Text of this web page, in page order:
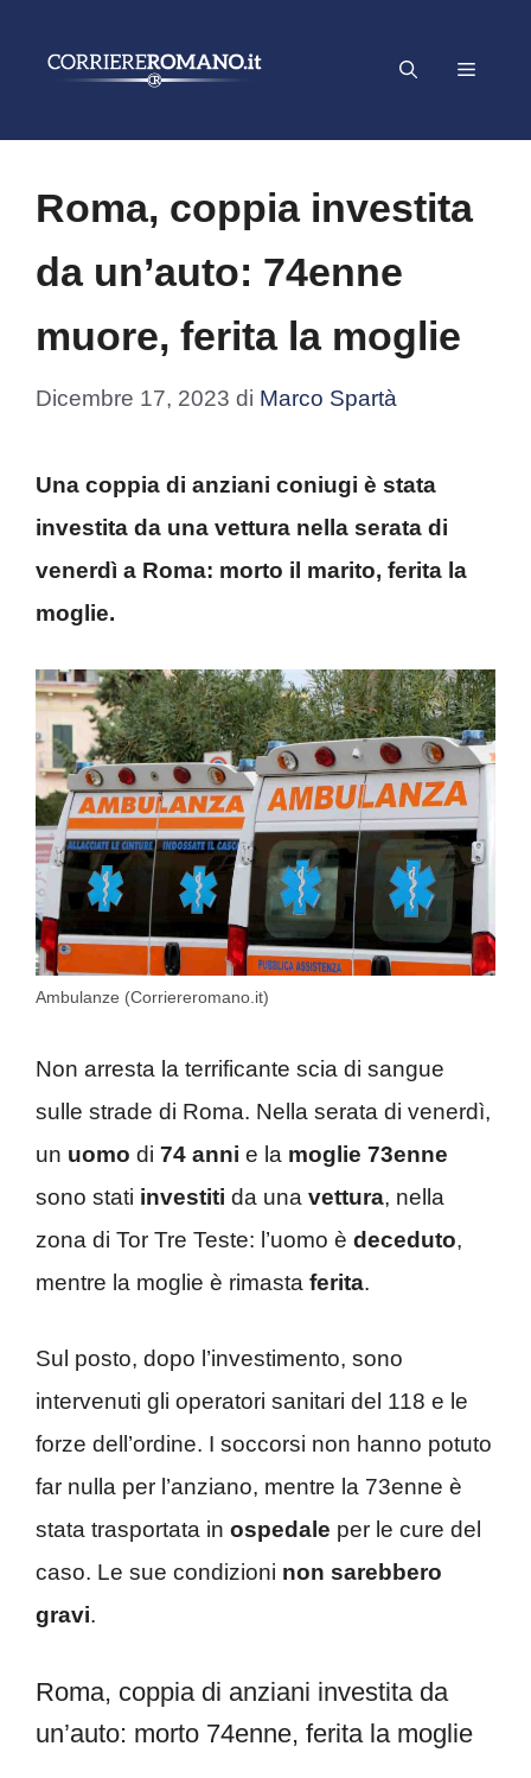
Menu
Roma, coppia investita
da un’auto: 74enne
muore, ferita la moglie
Dicembre 17, 2023 di Marco Spartà
Una coppia di anziani coniugi è stata
investita da una vettura nella serata di
venerdì a Roma: morto il marito, ferita la
moglie.
Ambulanze (Corriereromano.it)
Non arresta la terrificante scia di sangue
sulle strade di Roma. Nella serata di venerdì,
un uomo di 74 anni e la moglie 73enne
sono stati investiti da una vettura, nella
zona di Tor Tre Teste: l’uomo è deceduto,
mentre la moglie è rimasta ferita.
Sul posto, dopo l’investimento, sono
intervenuti gli operatori sanitari del 118 e le
forze dell’ordine. I soccorsi non hanno potuto
far nulla per l’anziano, mentre la 73enne è
stata trasportata in ospedale per le cure del
caso. Le sue condizioni non sarebbero
gravi.
Roma, coppia di anziani investita da
un’auto: morto 74enne, ferita la moglie